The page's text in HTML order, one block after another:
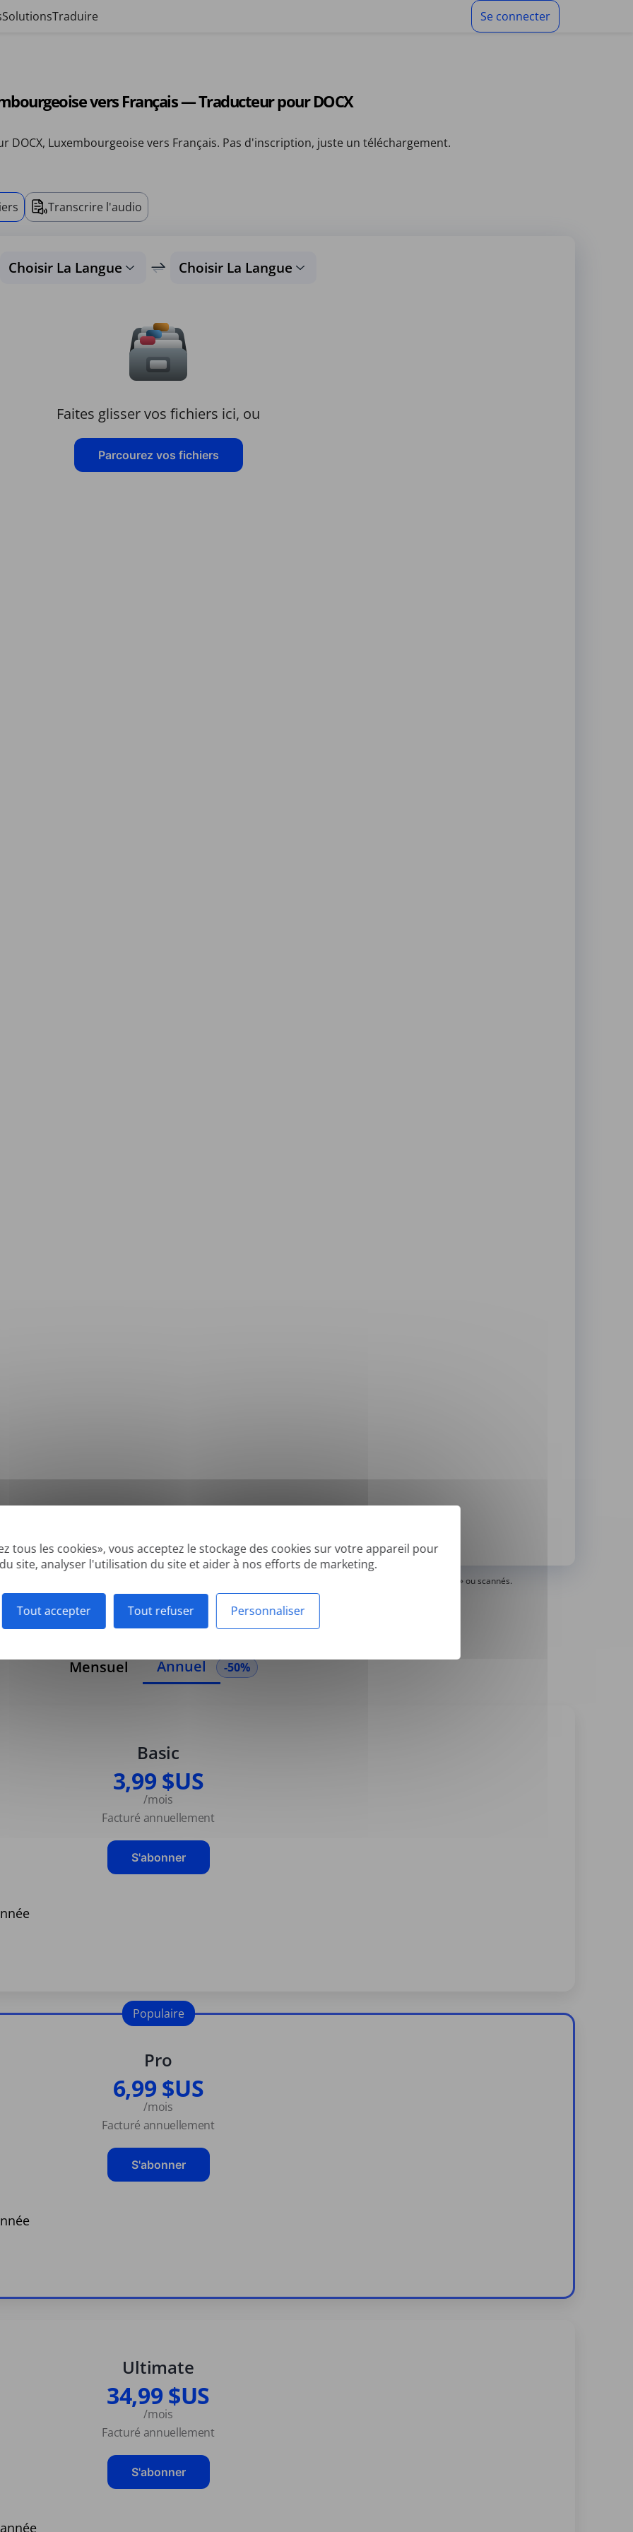
tous les cookies», vous acceptez le stockage des cookies sur votre appareil pour
site, analyser l'utilisation du site et aider à nos efforts de marketing.
Tout accepter Tout refuser Personnaliser
SolutionsTraduire Se connecter
vers Français — Traducteur pour DOCX
DOCX, Luxembourgeoise vers Français. Pas d'inscription, juste un téléchargement.
Transcrire l'audio
Choisir La Langue Choisir La Langue
Faites glisser vos fichiers ici, ou
Parcourez vos fichiers
Formats pris en charge: DOC, DOCX, ODT, PDF *, CSV, PPTX, XLSX, XLS, RTF, TXT
» ou créés numériquement et les PDF consultables, mais nous ne pouvons pas traduire les PDF « image seulement » ou scannés.
Mensuel Annuel -50%
Basic
3,99 $US
/mois
Facturé annuellement
S'abonner
Pro
6,99 $US
/mois
Facturé annuellement
S'abonner
Populaire
Ultimate
34,99 $US
/mois
Facturé annuellement
S'abonner